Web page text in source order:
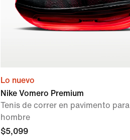
Lo nuevo
Nike Vomero Premium
Tenis de correr en pavimento para
hombre
$5,099